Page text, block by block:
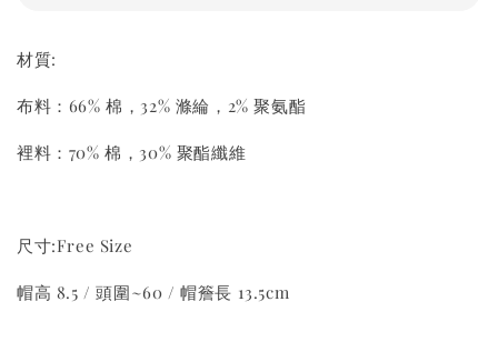
材質:
布料：66% 棉，32% 滌綸，2% 聚氨酯
裡料：70% 棉，30% 聚酯纖維
尺寸:Free Size
帽高 8.5 / 頭圍~60 / 帽簷長 13.5cm